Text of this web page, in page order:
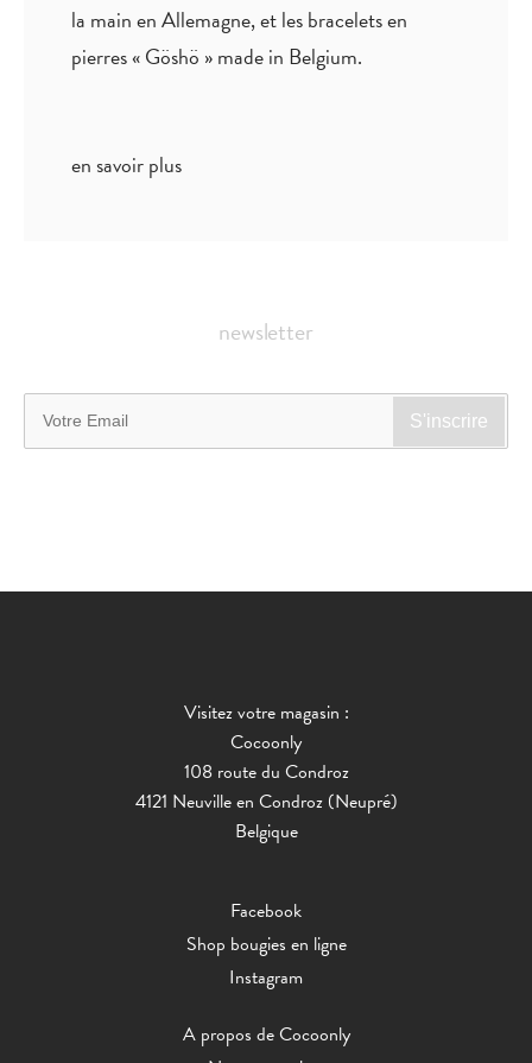
la main en Allemagne, et les bracelets en
pierres « Göshö » made in Belgium.
en savoir plus
newsletter
Visitez votre magasin :
Cocoonly
108 route du Condroz
4121 Neuville en Condroz (Neupré)
Belgique
Facebook
Shop bougies en ligne
Instagram
A propos de Cocoonly